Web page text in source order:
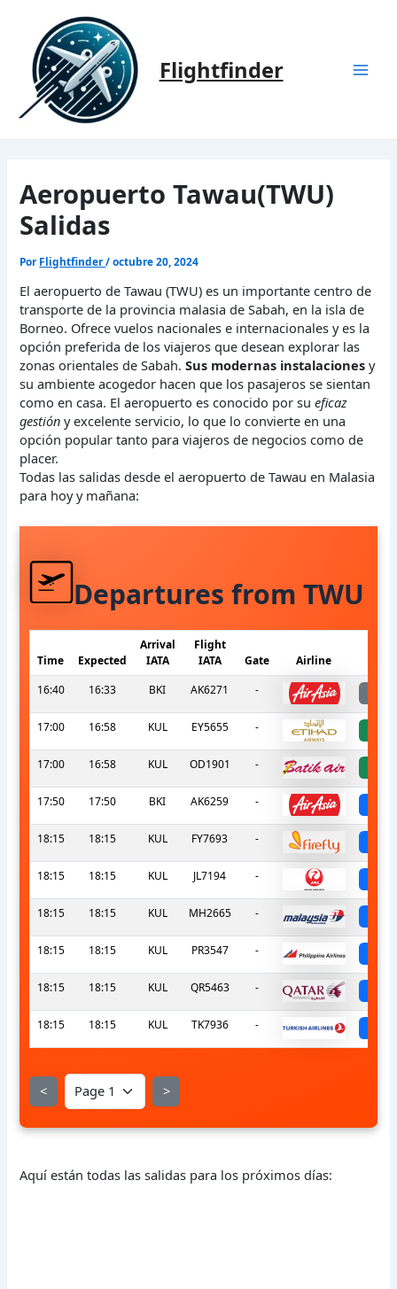
contenido
Flightfinder
Aeropuerto Tawau(TWU)
Salidas
Por Flightfinder/octubre 20, 2024
El aeropuerto de Tawau (TWU) es un importante centro de
transporte de la provincia malasia de Sabah, en la isla de
Borneo. Ofrece vuelos nacionales e internacionales y es la
opción preferida de los viajeros que desean explorar las
zonas orientales de Sabah.Sus modernas instalaciones y
su ambiente acogedor hacen que los pasajeros se sientan
como en casa. El aeropuerto es conocido por sueficaz
gestión y excelente servicio, lo que lo convierte en una
opción popular tanto para viajeros de negocios como de
placer.
Todas las salidas desde el aeropuerto de Tawau en Malasia
para hoy y mañana:
Departures from TWU
Time Expected
Arrival
IATA
Flight
IATA
Gate Airline
16:40
16:33 BKI AK6271 -
17:00 16:58 KUL EY5655 -
17:00 16:58 KUL OD1901 -
17:50 17:50 BKI AK6259 -
18:15 18:15 KUL FY7693 -
18:15 18:15 KUL JL7194 -
18:15 18:15 KUL MH2665 -
18:15 18:15 KUL PR3547 -
18:15 18:15 KUL QR5463 -
18:15 18:15 KUL TK7936 -
< >
Aquí están todas las salidas para los próximos días: